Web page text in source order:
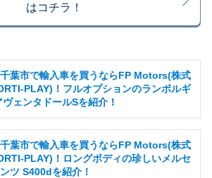
はコチラ！
葉市で輸入車を買うならFP Motors(株式
PLAY)！フルオプションのランボルギ
ヴェンタドールSを紹介！
葉市で輸入車を買うならFP Motors(株式
PLAY)！ロングボディの珍しいメルセ
ツ S400dを紹介！